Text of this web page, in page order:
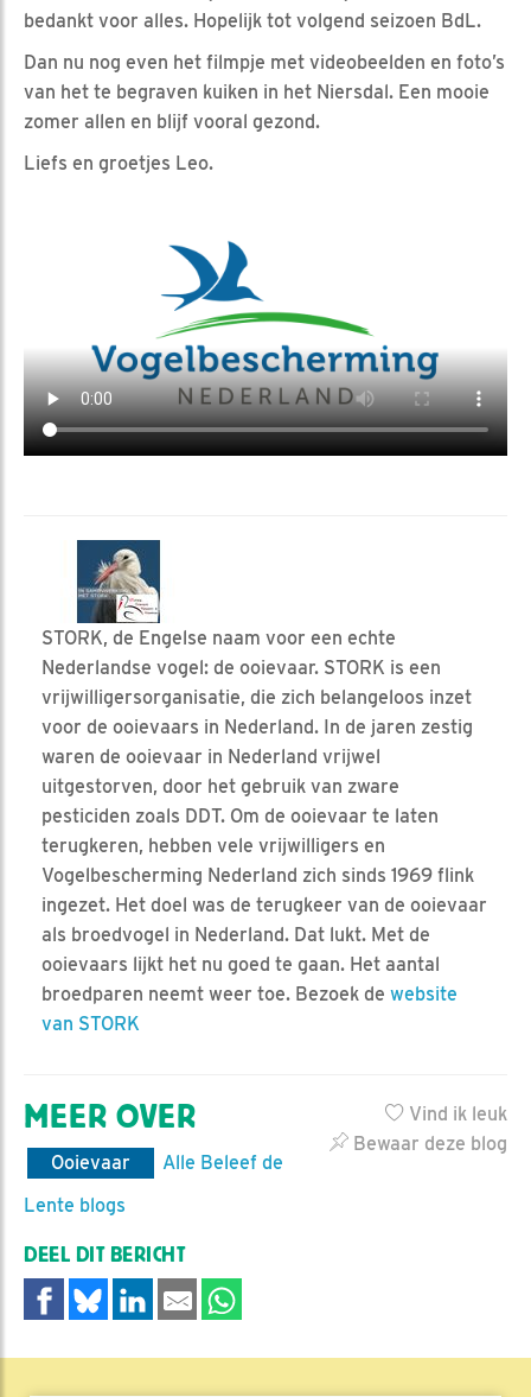
bedankt voor alles. Hopelijk tot volgend seizoen BdL.
Dan nu nog even het filmpje met videobeelden en foto’s
van het te begraven kuiken in het Niersdal. Een mooie
zomer allen en blijf vooral gezond.
Liefs en groetjes Leo.
STORK, de Engelse naam voor een echte
Nederlandse vogel: de ooievaar. STORK is een
vrijwilligersorganisatie, die zich belangeloos inzet
voor de ooievaars in Nederland. In de jaren zestig
waren de ooievaar in Nederland vrijwel
uitgestorven, door het gebruik van zware
pesticiden zoals DDT. Om de ooievaar te laten
terugkeren, hebben vele vrijwilligers en
Vogelbescherming Nederland zich sinds 1969 flink
ingezet. Het doel was de terugkeer van de ooievaar
als broedvogel in Nederland. Dat lukt. Met de
ooievaars lijkt het nu goed te gaan. Het aantal
broedparen neemt weer toe. Bezoek de website
van STORK
Vind ik leuk
Bewaar deze blog
MEER OVER
Ooievaar
Alle Beleef de
Lente blogs
DEEL DIT BERICHT